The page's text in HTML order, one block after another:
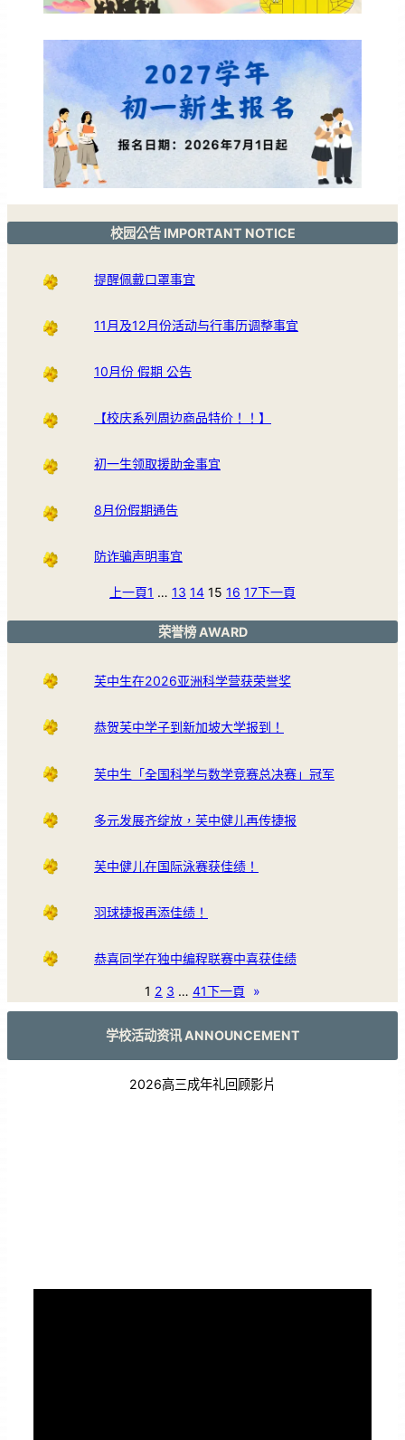
校园公告 IMPORTANT NOTICE
提醒佩戴口罩事宜
11月及12月份活动与行事历调整事宜
10月份 假期 公告
【校庆系列周边商品特价！！】
初一生领取援助金事宜
8月份假期通告
防诈骗声明事宜
上一頁1 … 13 14 15 16 17下一頁
荣誉榜 AWARD
芙中生在2026亚洲科学营获荣誉奖
恭贺芙中学子到新加坡大学报到！
芙中生「全国科学与数学竞赛总决赛」冠军
多元发展齐绽放，芙中健儿再传捷报
芙中健儿在国际泳赛获佳绩！
羽球捷报再添佳绩！
恭喜同学在独中编程联赛中喜获佳绩
1 2 3 … 41下一頁 »
学校活动资讯 ANNOUNCEMENT
2026高三成年礼回顾影片